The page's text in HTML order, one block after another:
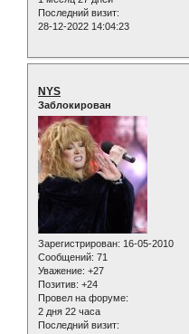
Последний визит:
28-12-2022 14:04:23
NYS
Заблокирован
Зарегистрирован: 16-05-2010
Сообщений: 71
Уважение: +27
Позитив: +24
Провел на форуме:
2 дня 22 часа
Последний визит: